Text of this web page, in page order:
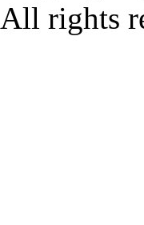
All rights